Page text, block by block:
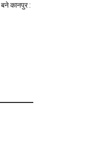
कानपुर :